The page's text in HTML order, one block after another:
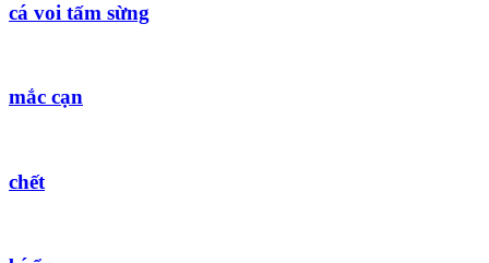
cá voi tấm sừng
mắc cạn
chết